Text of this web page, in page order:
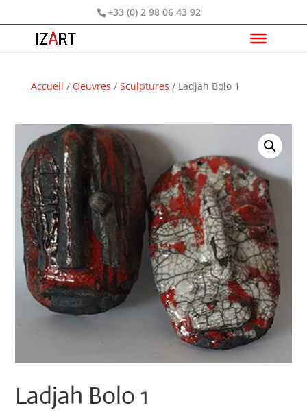
+33 (0) 2 98 06 43 92
Accueil / Oeuvres / Sculptures / Ladjah Bolo 1
Ladjah Bolo 1